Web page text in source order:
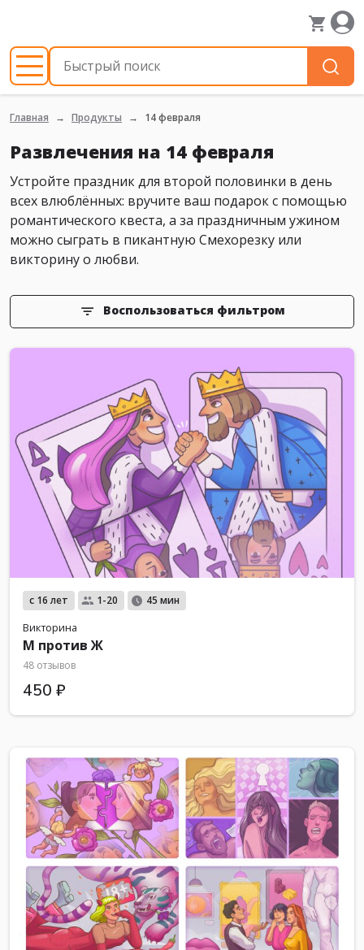
Главная Продукты 14 февраля
Развлечения на 14 февраля
Устройте праздник для второй половинки в день
всех влюблённых: вручите ваш подарок с помощью
романтического квеста, а за праздничным ужином
можно сыграть в пикантную Смехорезку или
викторину о любви.
Воспользоваться фильтром
с 16 лет 1-20 45 мин
Викторина
М против Ж
48 отзывов
450 ₽